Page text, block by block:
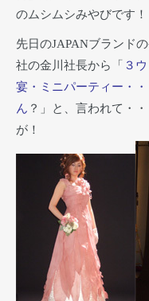
のムシムシみやびです！
先日のJAPANブランド
社の金川社長から「 ３
宴・ミニパーティー・
ん ？」と、言われて・
が！